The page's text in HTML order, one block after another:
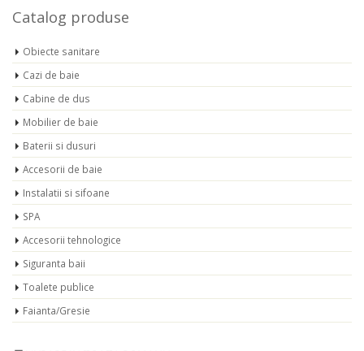
Catalog produse
Obiecte sanitare
Cazi de baie
Cabine de dus
Mobilier de baie
Baterii si dusuri
Accesorii de baie
Instalatii si sifoane
SPA
Accesorii tehnologice
Siguranta baii
Toalete publice
Faianta/Gresie